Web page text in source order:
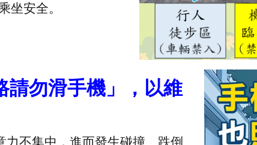
坐安全。
請勿滑手機」，以維
不集中，進而發生碰撞、跌倒